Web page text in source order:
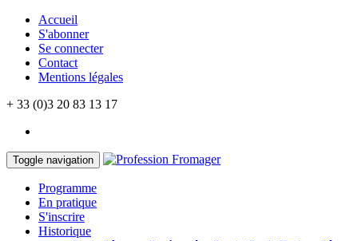
Accueil
S'abonner
Se connecter
Contact
Mentions légales
+ 33 (0)3 20 83 13 17
Toggle navigation
Programme
En pratique
S'inscrire
Historique